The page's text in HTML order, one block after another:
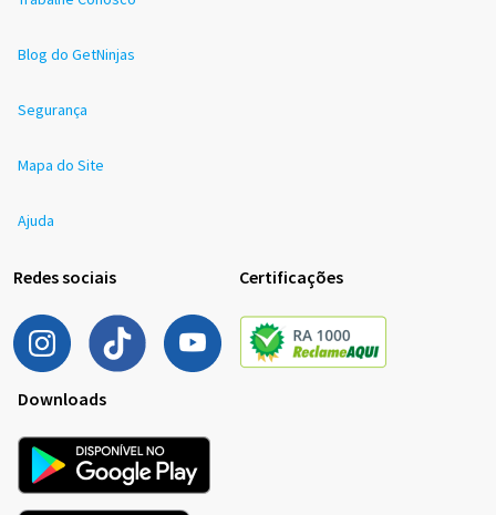
Blog do GetNinjas
Segurança
Mapa do Site
Ajuda
Redes sociais Certificações
Downloads